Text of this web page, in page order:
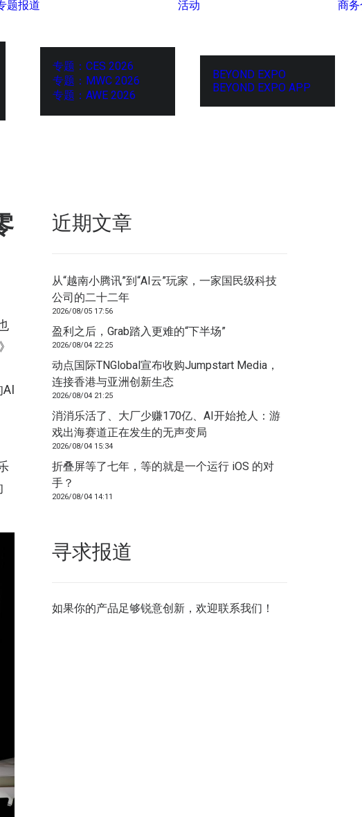
题报道
专题：CES 2026
专题：MWC 2026
专题：AWE 2026
活动
BEYOND EXPO
BEYOND EXPO APP
商
近期文章
从“越南小腾讯”到“AI云”玩家，一家国民级科技
公司的二十二年
2026/08/05 17:56
盈利之后，Grab踏入更难的“下半场”
2026/08/04 22:25
动点国际TNGlobal宣布收购Jumpstart Media，
连接香港与亚洲创新生态
2026/08/04 21:25
消消乐活了、大厂少赚170亿、AI开始抢人：游
戏出海赛道正在发生的无声变局
2026/08/04 15:34
折叠屏等了七年，等的就是一个运行 iOS 的对
手？
2026/08/04 14:11
寻求报道
如果你的产品足够锐意创新，欢迎联系我们 ！